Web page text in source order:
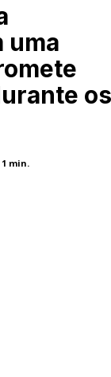
uma
os
min.